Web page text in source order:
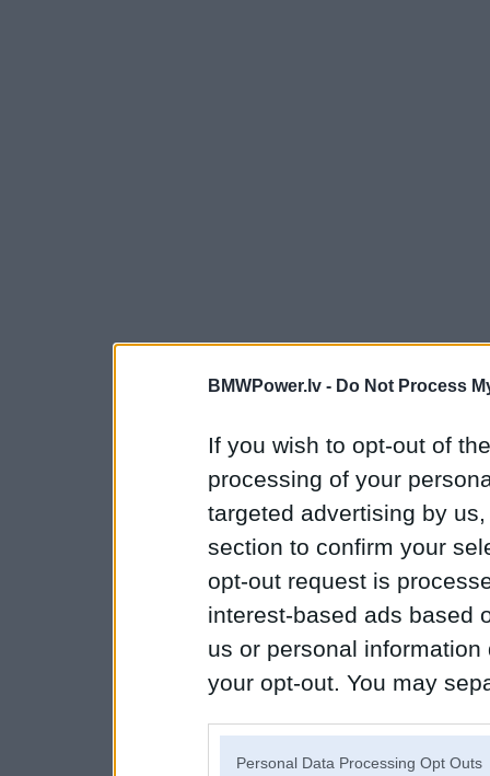
BMWPower.lv - Do Not Process
If you wish to opt-out of
processing of your
targeted advertising by
section to confirm your
opt-out request is
interest-based ads based
us or personal
your opt-out. You may
Personal Data Processing Opt Outs